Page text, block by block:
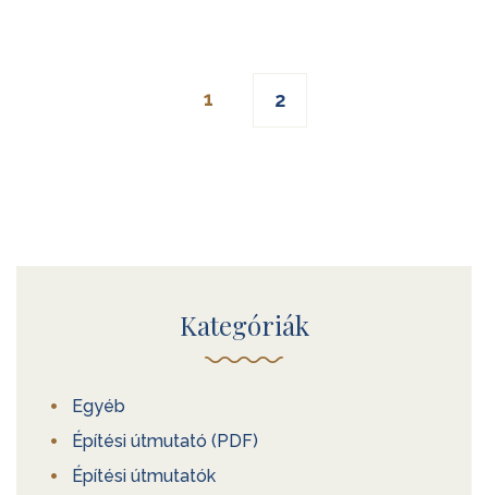
1 2
Kategóriák
Egyéb
Építési útmutató (PDF)
Építési útmutatók